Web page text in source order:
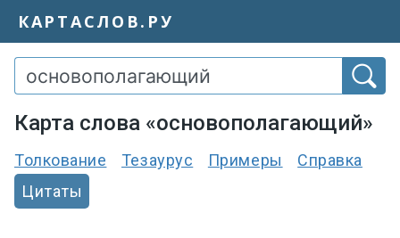
КАРТАСЛОВ.РУ
Карта слова «основополагающий»
Толкование Тезаурус Примеры
Справка
Цитаты